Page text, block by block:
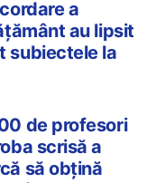
a
au lipsit
subiectele la
de profesori
scrisă a
să obțină